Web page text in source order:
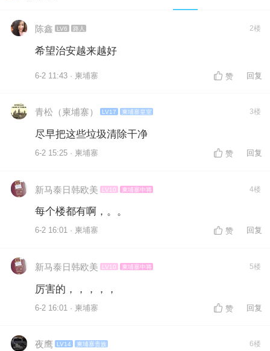
陈鑫 LV6 路人 2楼
希望治安越来越好
6-2 11:43 · 柬埔寨 赞 回复
青松（柬埔寨） LV17 柬埔寨皇室 3楼
尽早把这些垃圾清除干净
6-2 15:25 · 柬埔寨 赞 回复
新马泰日韩欧美 LV10 柬埔寨中将 4楼
每个楼都有啊，。。
6-2 16:01 · 柬埔寨 赞 回复
新马泰日韩欧美 LV10 柬埔寨中将 5楼
厉害的，，，，，
6-2 16:01 · 柬埔寨 赞 回复
夜鹰 LV14 柬埔寨贵族 6楼